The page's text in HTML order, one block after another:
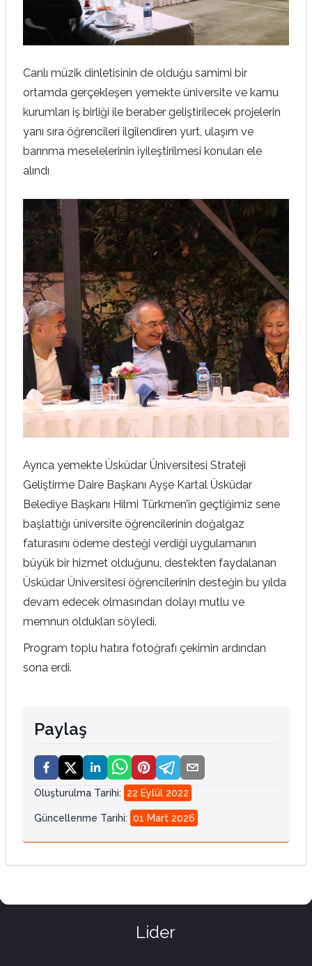
Canlı müzik dinletisinin de olduğu samimi bir
ortamda gerçekleşen yemekte üniversite ve kamu
kurumları iş birliği ile beraber geliştirilecek projelerin
yanı sıra öğrencileri ilgilendiren yurt, ulaşım ve
barınma meselelerinin iyileştirilmesi konuları ele
alındı
Ayrıca yemekte Üsküdar Üniversitesi Strateji
Geliştirme Daire Başkanı Ayşe Kartal Üsküdar
Belediye Başkanı Hilmi Türkmen’in geçtiğimiz sene
başlattığı üniversite öğrencilerinin doğalgaz
faturasını ödeme desteği verdiği uygulamanın
büyük bir hizmet olduğunu, destekten faydalanan
Üsküdar Üniversitesi öğrencilerinin desteğin bu yılda
devam edecek olmasından dolayı mutlu ve
memnun oldukları söyledi.
Program toplu hatıra fotoğrafı çekimin ardından
sona erdi.
Paylaş
Oluşturulma Tarihi: 22 Eylül 2022
Güncellenme Tarihi: 01 Mart 2026
Lider